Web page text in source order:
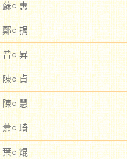
蘇○ 惠
鄭○ 捐
曾○ 昇
陳○ 貞
陳○ 慧
蕭○ 琦
葉○ 焜